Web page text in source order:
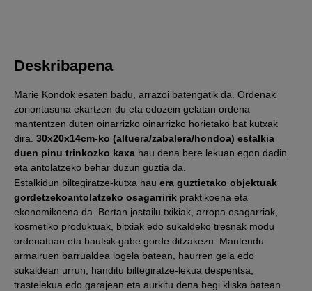
Deskribapena
Marie Kondok esaten badu, arrazoi batengatik da. Ordenak
zoriontasuna ekartzen du eta edozein gelatan ordena
mantentzen duten oinarrizko oinarrizko horietako bat kutxak
dira. 30x20x14cm-ko (altuera/zabalera/hondoa) estalkia
duen pinu trinkozko kaxa hau dena bere lekuan egon dadin
eta antolatzeko behar duzun guztia da.
Estalkidun biltegiratze-kutxa hau era guztietako objektuak
gordetzekoantolatzeko osagarririk praktikoena eta
ekonomikoena da. Bertan jostailu txikiak, arropa osagarriak,
kosmetiko produktuak, bitxiak edo sukaldeko tresnak modu
ordenatuan eta hautsik gabe gorde ditzakezu. Mantendu
armairuen barrualdea logela batean, haurren gela edo
sukaldean urrun, handitu biltegiratze-lekua despentsa,
trastelekua edo garajean eta aurkitu dena begi kliska batean.